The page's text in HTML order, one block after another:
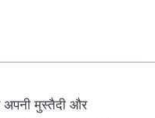
अपनी मुस्तैदी और